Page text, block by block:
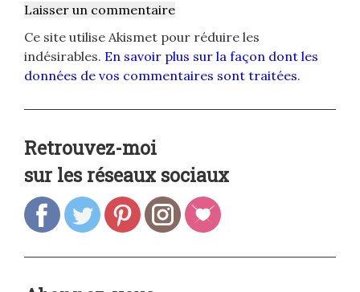
Ce site utilise Akismet pour réduire les
indésirables. En savoir plus sur la façon dont les
données de vos commentaires sont traitées.
Retrouvez-moi
sur les réseaux sociaux